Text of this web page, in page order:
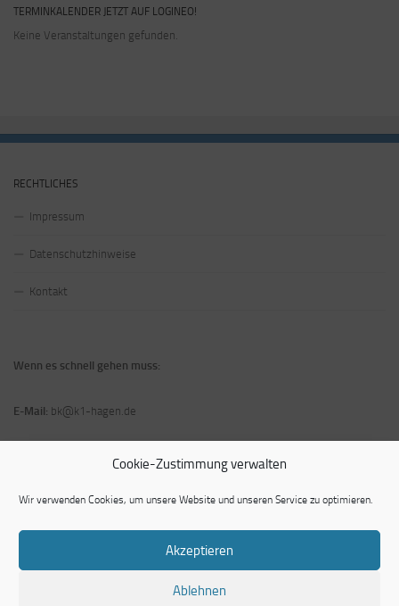
Cookie-Zustimmung verwalten
Wir verwenden Cookies, um unsere Website und unseren Service zu optimieren.
Akzeptieren
Ablehnen
TERMINKALENDER JETZT AUF LOGINEO!
Keine Veranstaltungen gefunden.
RECHTLICHES
Impressum
Datenschutzhinweise
Kontakt
Wenn es schnell gehen muss:
E-Mail: bk@k1-hagen.de
Tel: 02331 3481512/ Fax: 02331 3481520
vorbehalten.